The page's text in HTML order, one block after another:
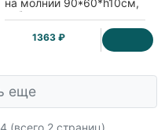
на молнии 90*60*h10см,
зебра
1363 ₽
еще